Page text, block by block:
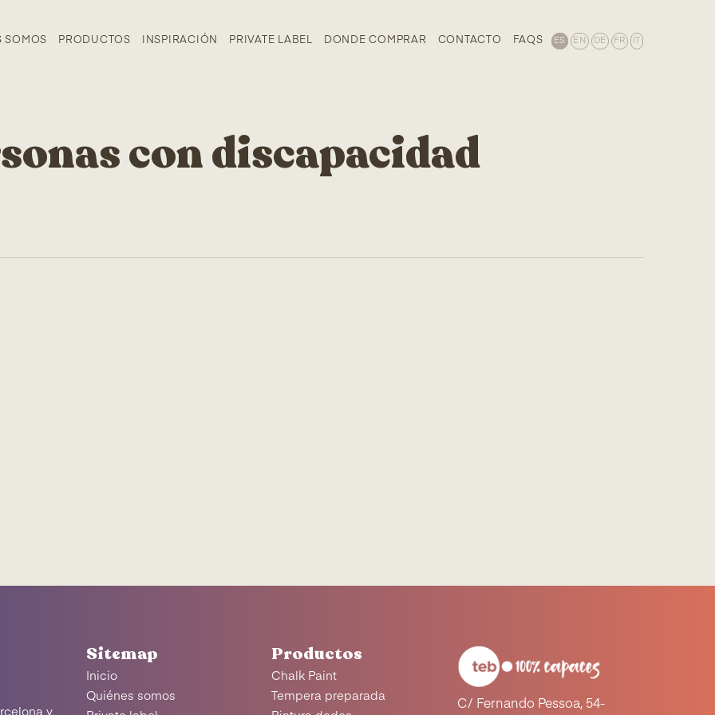
SOMOS PRODUCTOS INSPIRACIÓN PRIVATE LABEL DONDE COMPRAR CONTACTO FAQS ES EN DE FR
con discapacidad
y
Sitemap
Inicio
Quiénes somos
Productos
Chalk Paint
Tempera preparada
C/ Fernando Pessoa, 54-